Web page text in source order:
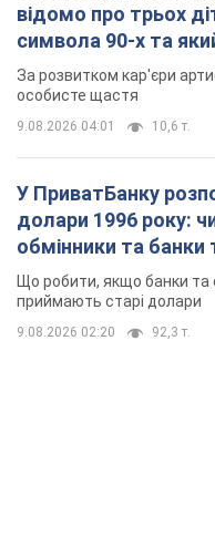
відомо про трьох
символа 90-х та
мають
За розвитком кар'єри
особисте щастя
9.08.2026 04:01 10,6 т.
У ПриватБанку
долари 1996 року:
обмінники та банки
Що робити, якщо банки та
приймають старі долари
9.08.2026 02:20 92,3 т.